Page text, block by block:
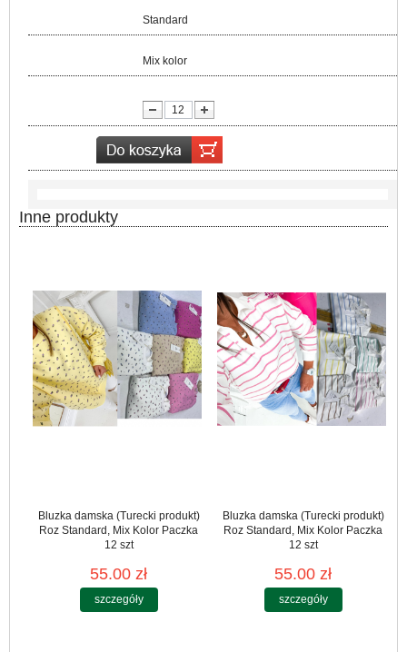
Standard
Mix kolor
Inne produkty
Bluzka damska (Turecki produkt)
Roz Standard, Mix Kolor Paczka
12 szt
55.00 zł
szczegóły
Bluzka damska (Turecki produkt)
Roz Standard, Mix Kolor Paczka
12 szt
55.00 zł
szczegóły